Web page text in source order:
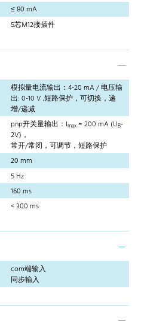
≤ 80 mA
5芯M12接插件
模拟量电流输出：4-20 mA / 电压输
出: 0-10 V ,短路保护，可切换，递
增/递减
pnp开关量输出：Imax = 200 mA (UB-
2V)，
常开/常闭，可调节，短路保护
20 mm
5 Hz
160 ms
< 300 ms
com端输入
同步输入